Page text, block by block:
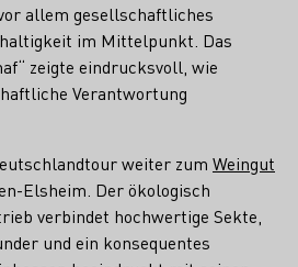
allem gesellschaftliches
im Mittelpunkt. Das
zeigte eindrucksvoll, wie
Verantwortung
weiter zum Weingut
Elsheim. Der ökologisch
verbindet hochwertige Sekte,
und ein konsequentes